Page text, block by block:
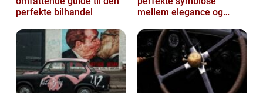
perfekte bilhandel
mellem elegance og